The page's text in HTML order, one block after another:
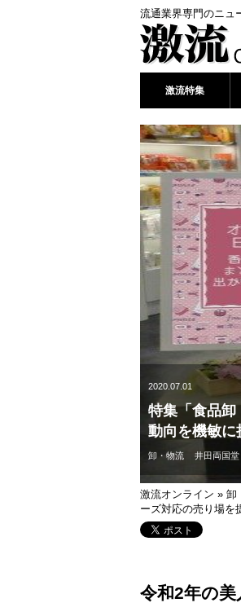
流通業界専門のニュ
激流特集
2020.07.01
特集「食品
動向を機敏に
卸・物流 井田両国堂
激流オンライン » 卸
ーズ対応の売り場を
令和2年の美